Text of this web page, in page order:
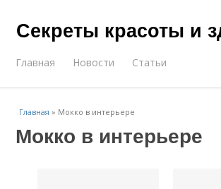
Секреты красоты и
Главная Новости Статьи
Главная » Мокко в интерьере
Мокко в интерьере